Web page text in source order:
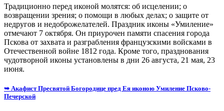
Традиционно перед иконой молятся: об исцелении; о
возвращении зрения; о помощи в любых делах; о защите от
недругов и недоброжелателей. Праздник иконы «Умиление»
отмечают 7 октября. Он приурочен памяти спасения города
Пскова от захвата и разграбления французскими войсками в
Отечественной войне 1812 года. Кроме того, празднования
чудотворной иконы установлены в дни 26 августа, 21 мая, 23
июня.
➥ Акафист Пресвятой Богородице пред Ея иконою Умиление Псково-
Печерской